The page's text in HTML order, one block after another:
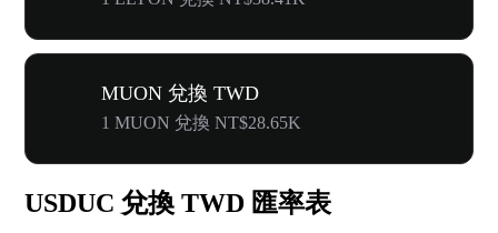
MUON 兌換 TWD
1 MUON 兌換 NT$28.65K
USDUC 兌換 TWD 匯率表